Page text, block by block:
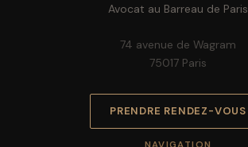
Avocat au Barreau de Paris
74 avenue de Wagram
75017 Paris
PRENDRE RENDEZ-VOUS